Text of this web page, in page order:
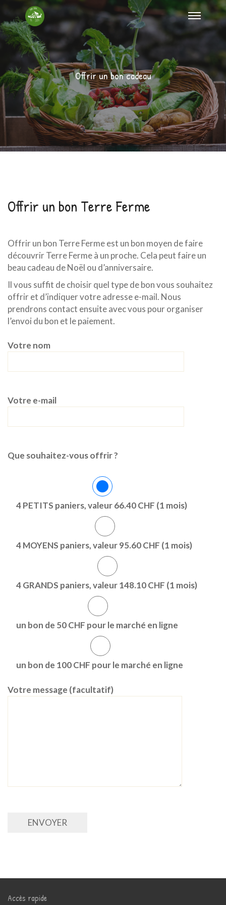
Offrir un bon cadeau
Offrir un bon Terre Ferme
Offrir un bon Terre Ferme est un bon moyen de faire
découvrir Terre Ferme à un proche. Cela peut faire un
beau cadeau de Noël ou d’anniversaire.
Il vous suffit de choisir quel type de bon vous souhaitez
offrir et d’indiquer votre adresse e-mail. Nous
prendrons contact ensuite avec vous pour organiser
l’envoi du bon et le paiement.
Votre nom
Votre e-mail
Que souhaitez-vous offrir ?
4 PETITS paniers, valeur 66.40 CHF (1 mois)
4 MOYENS paniers, valeur 95.60 CHF (1 mois)
4 GRANDS paniers, valeur 148.10 CHF (1 mois)
un bon de 50 CHF pour le marché en ligne
un bon de 100 CHF pour le marché en ligne
Votre message (facultatif)
Accès rapide